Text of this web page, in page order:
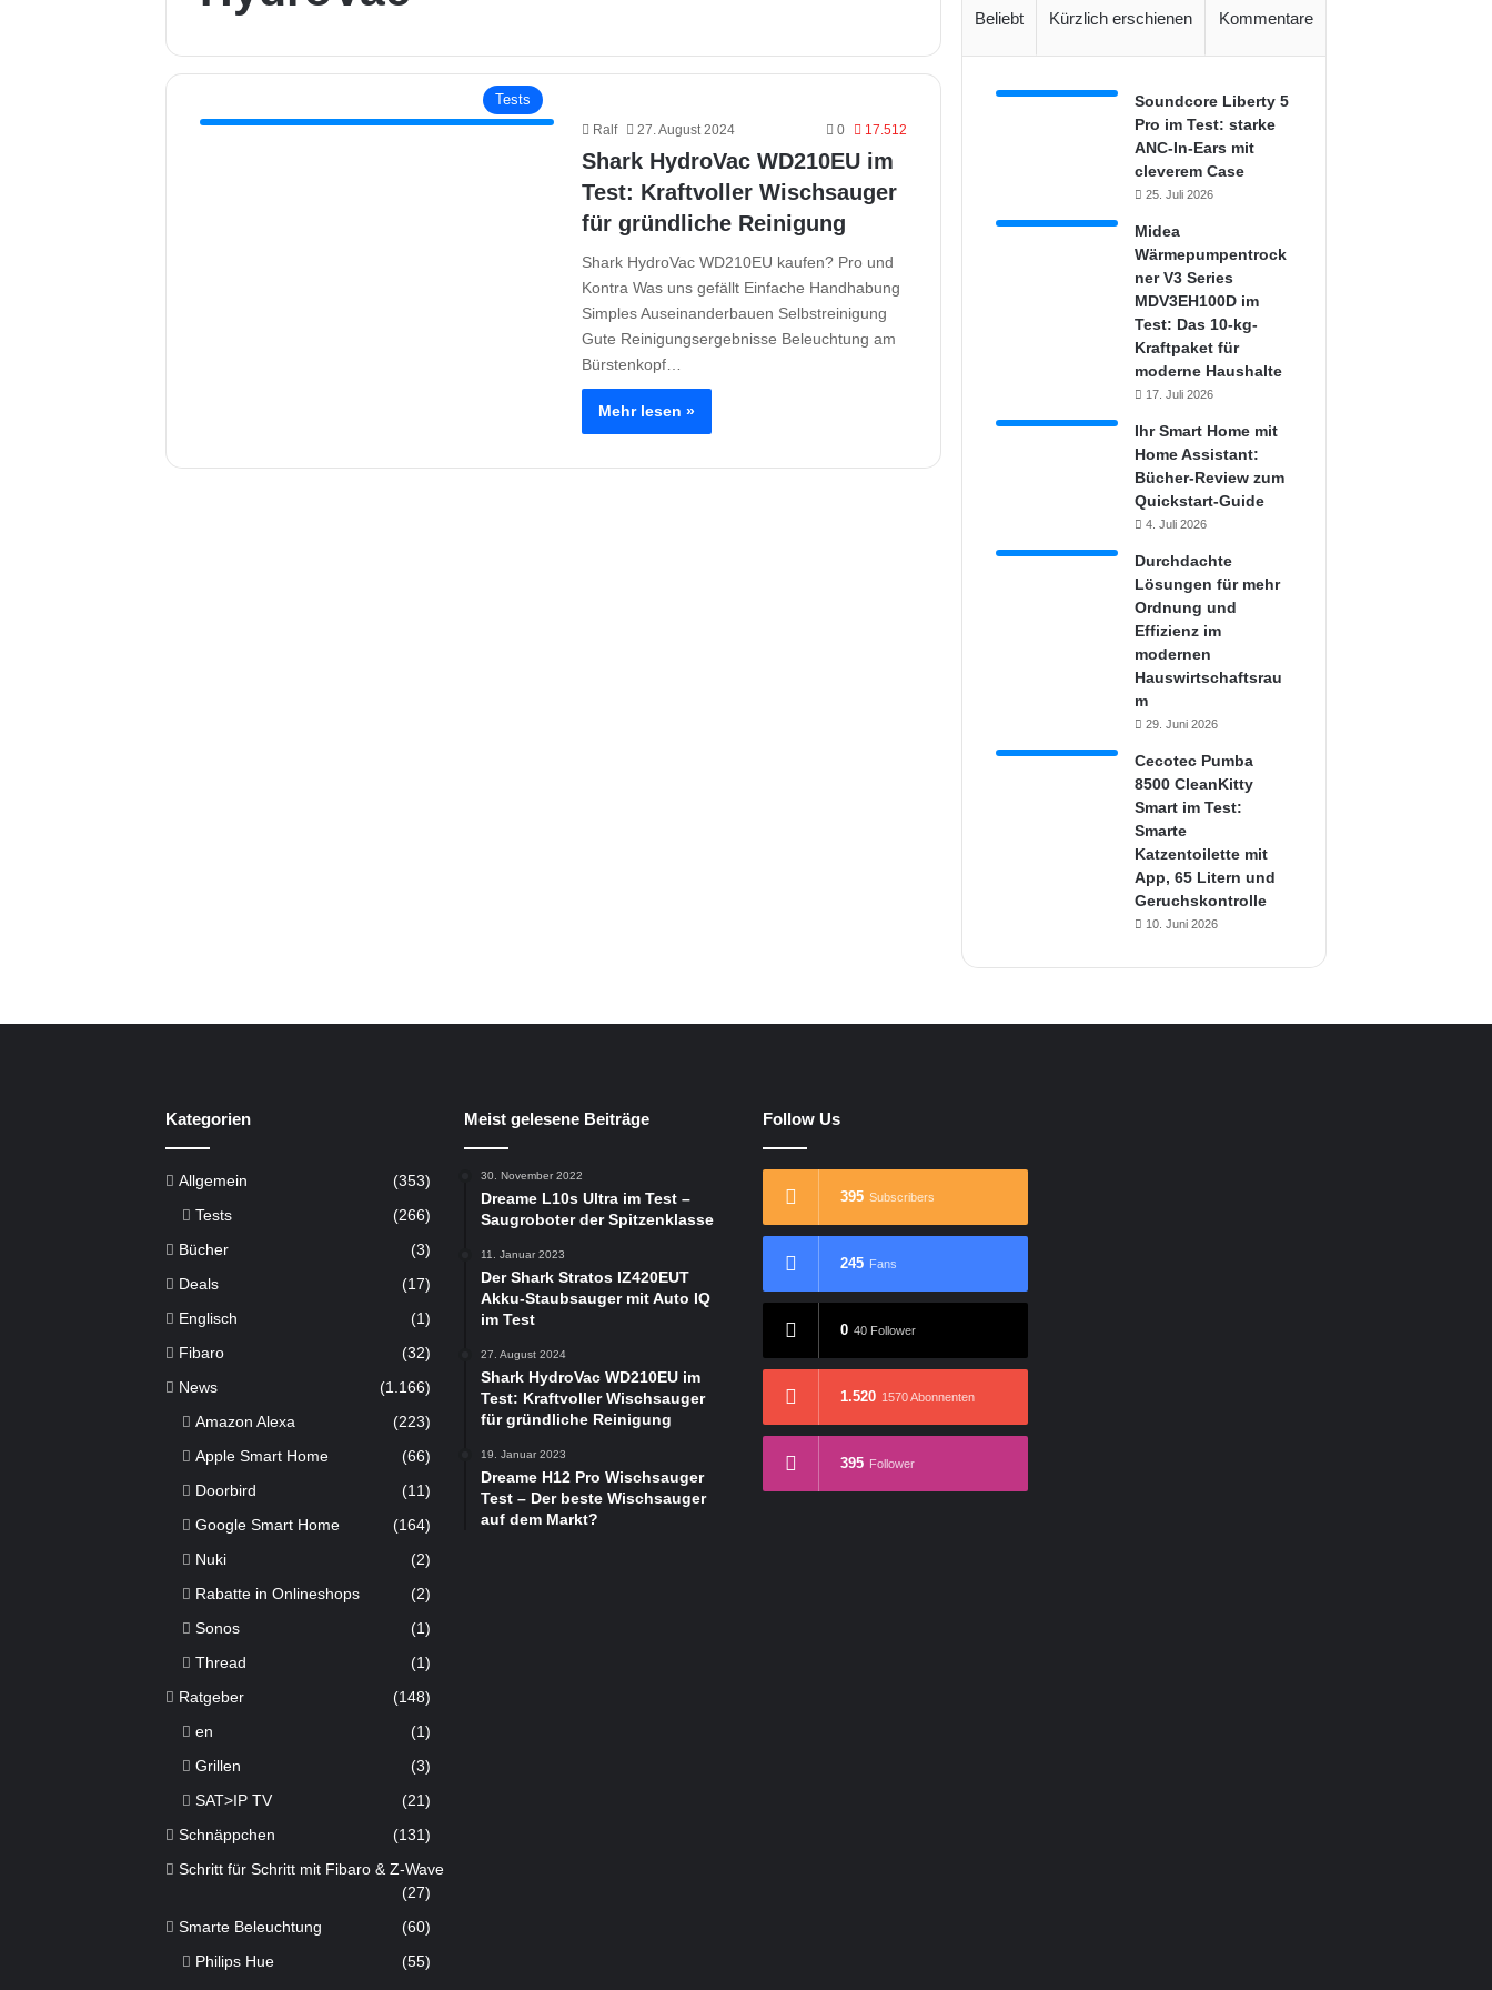
Tests
Ralf 27. August 2024 0 17.512
Shark HydroVac WD210EU im
Test: Kraftvoller Wischsauger
für gründliche Reinigung
Shark HydroVac WD210EU kaufen? Pro und
Kontra Was uns gefällt Einfache Handhabung
Simples Auseinanderbauen Selbstreinigung
Gute Reinigungsergebnisse Beleuchtung am
Bürstenkopf…
Mehr lesen »
Beliebt Kürzlich erschienen Kommentare
Soundcore Liberty 5
Pro im Test: starke
ANC-In-Ears mit
cleverem Case
25. Juli 2026
Midea
Wärmepumpentrock
ner V3 Series
MDV3EH100D im
Test: Das 10-kg-
Kraftpaket für
moderne Haushalte
17. Juli 2026
Ihr Smart Home mit
Home Assistant:
Bücher-Review zum
Quickstart-Guide
4. Juli 2026
Durchdachte
Lösungen für mehr
Ordnung und
Effizienz im
modernen
Hauswirtschaftsrau
m
29. Juni 2026
Cecotec Pumba
8500 CleanKitty
Smart im Test:
Smarte
Katzentoilette mit
App, 65 Litern und
Geruchskontrolle
10. Juni 2026
Kategorien
Allgemein (353)
Tests (266)
Bücher (3)
Deals (17)
Englisch (1)
Fibaro (32)
News (1.166)
Amazon Alexa
(223)
Apple Smart Home
(66)
Doorbird
(11)
Google Smart Home
(164)
Nuki
(2)
Rabatte in Onlineshops
(2)
Sonos
(1)
Thread
(1)
Ratgeber (148)
en
(1)
Grillen
(3)
SAT>IP TV
(21)
Schnäppchen (131)
Schritt für Schritt mit Fibaro & Z-Wave
(27)
Smarte Beleuchtung (60)
Philips Hue (55)
Meist gelesene Beiträge
30. November 2022
Dreame L10s Ultra im Test –
Saugroboter der Spitzenklasse
11. Januar 2023
Der Shark Stratos IZ420EUT
Akku-Staubsauger mit Auto IQ
im Test
27. August 2024
Shark HydroVac WD210EU im
Test: Kraftvoller Wischsauger
für gründliche Reinigung
19. Januar 2023
Dreame H12 Pro Wischsauger
Test – Der beste Wischsauger
auf dem Markt?
Follow Us
395 Subscribers
245 Fans
0 40 Follower
1.520 1570 Abonnenten
395 Follower